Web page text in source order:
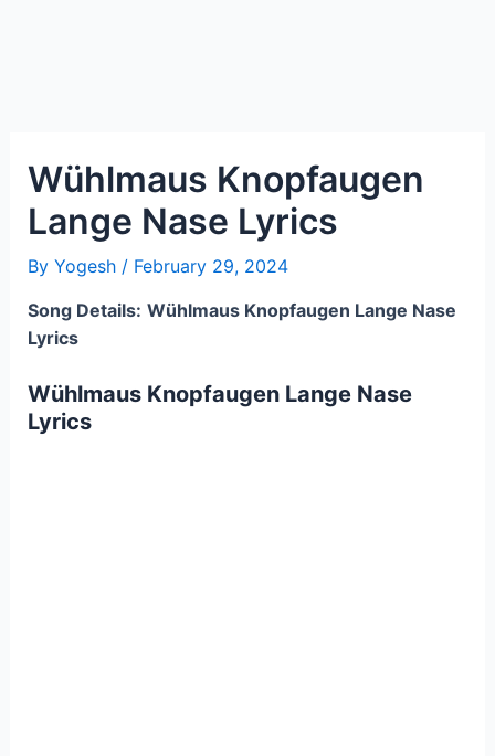
Wühlmaus Knopfaugen
Lange Nase Lyrics
By Yogesh / February 29, 2024
Song Details: Wühlmaus Knopfaugen Lange Nase
Lyrics
Wühlmaus Knopfaugen Lange Nase
Lyrics